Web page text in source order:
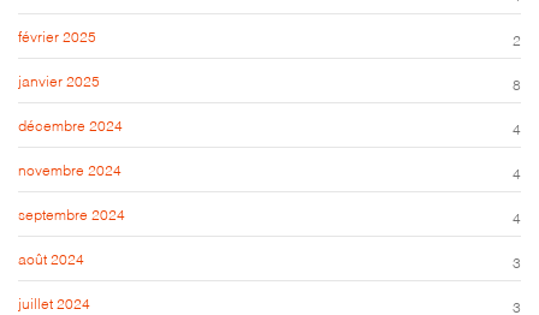
février 2025 2
janvier 2025 8
décembre 2024 4
novembre 2024 4
septembre 2024 4
août 2024 3
juillet 2024 3